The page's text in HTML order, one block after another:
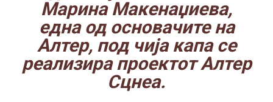
Марина Макенаџиевa,
една од основачите на
Алтер, под чија капа се
реализира проектот Алтер
Сцнеа.